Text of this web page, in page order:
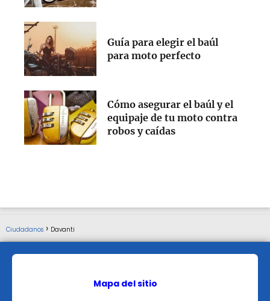
Guía para elegir el baúl
para moto perfecto
Cómo asegurar el baúl y el
equipaje de tu moto contra
robos y caídas
Ciudadanos Davanti
Mapa del sitio